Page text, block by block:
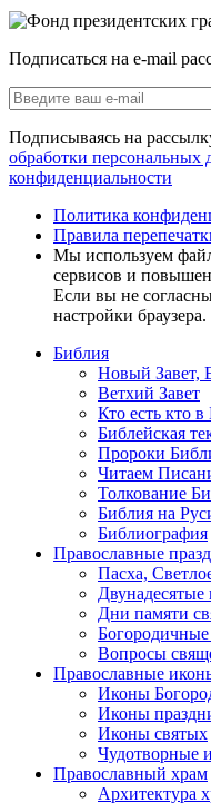
Подписаться на e-mail
Подписываясь на
обработки персональных
конфиденциальности
Политика
Правила
Мы используем
сервисов и
Если вы не
настройки браузера.
Библия
Новый Завет,
Ветхий Завет
Кто есть кто
Библейская
Пророки
Читаем
Толкование
Библия на
Библиография
Православные
Пасха,
Двунадесятые
Дни памяти
Вопросы
Православные
Иконы
Иконы
Иконы святых
Чудотворные
Православный храм
Архитектура